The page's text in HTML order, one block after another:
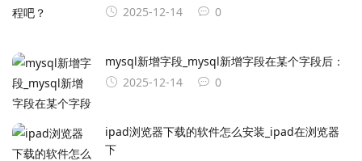
2025-12-14
0
mysql新增字段_mysql新增字段在某个字段后：
2025-12-14
0
ipad浏览器下载的软件怎么安装_ipad在浏览器
下